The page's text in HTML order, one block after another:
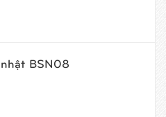
BSN08